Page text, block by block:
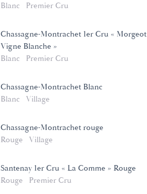
Blanc
Premier Cru
Chassagne-Montrachet 1er Cru « Morgeot
Vigne Blanche »
Blanc
Premier Cru
Chassagne-Montrachet Blanc
Blanc
Village
Chassagne-Montrachet rouge
Rouge
Village
Santenay 1er Cru « La Comme » Rouge
Rouge
Premier Cru